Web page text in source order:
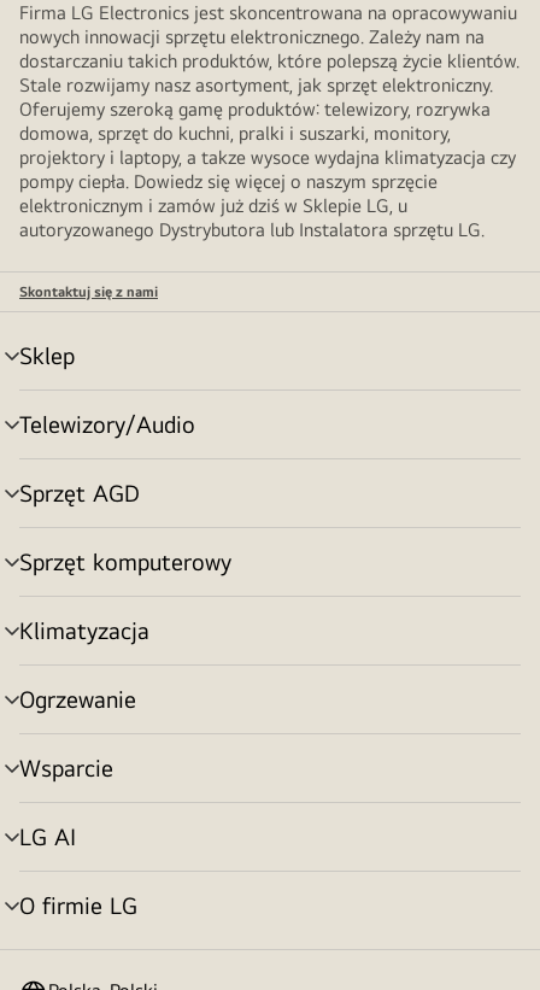
Firma LG Electronics jest skoncentrowana na opracowywaniu
nowych innowacji sprzętu elektronicznego. Zależy nam na
dostarczaniu takich produktów, które polepszą życie klientów.
Stale rozwijamy nasz asortyment, jak sprzęt elektroniczny.
Oferujemy szeroką gamę produktów: telewizory, rozrywka
domowa, sprzęt do kuchni, pralki i suszarki, monitory,
projektory i laptopy, a takze wysoce wydajna klimatyzacja czy
pompy ciepła. Dowiedz się więcej o naszym sprzęcie
elektronicznym i zamów już dziś w Sklepie LG, u
autoryzowanego Dystrybutora lub Instalatora sprzętu LG.
Skontaktuj się z nami
Sklep
Przełącznik
menu
Telewizory/Audio
Przełącznik
menu
Sprzęt AGD
Przełącznik
menu
Sprzęt komputerowy
Przełącznik
menu
Klimatyzacja
Przełącznik
menu
Ogrzewanie
Przełącznik
menu
Wsparcie
Przełącznik
menu
LG AI
Przełącznik
menu
O firmie LG
Przełącznik